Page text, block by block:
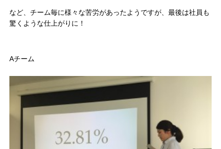
など、チーム毎に様々な苦労があったようですが、最後は社員も
驚くような仕上がりに！
Aチーム